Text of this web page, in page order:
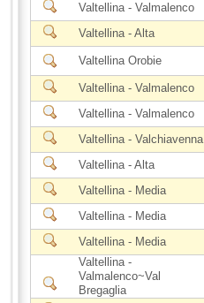
Valtellina - Valmalenco
Valtellina - Alta
Valtellina Orobie
Valtellina - Valmalenco
Valtellina - Valmalenco
Valtellina - Valchiavenna
Valtellina - Alta
Valtellina - Media
Valtellina - Media
Valtellina - Media
Valtellina -
Valmalenco~Val
Bregaglia